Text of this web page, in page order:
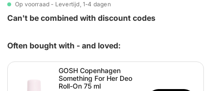
Op voorraad - Levertijd, 1-4 dagen
Can't be combined with discount codes
Often bought with - and loved:
GOSH Copenhagen
Something For Her Deo
Roll-On 75 ml